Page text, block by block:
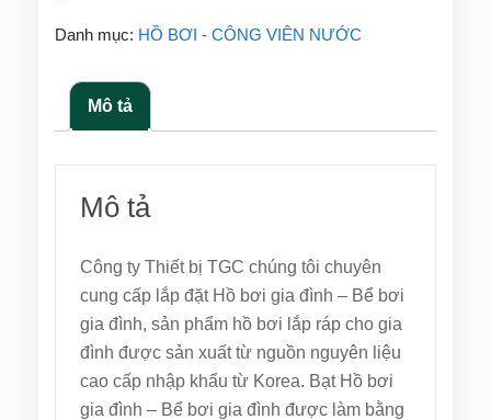
Danh mục: HỒ BƠI - CÔNG VIÊN NƯỚC
Mô tả
Mô tả
Công ty Thiết bị TGC chúng tôi chuyên
cung cấp lắp đặt Hồ bơi gia đình – Bể bơi
gia đình, sản phẩm hồ bơi lắp ráp cho gia
đình được sản xuất từ nguồn nguyên liệu
cao cấp nhập khẩu từ Korea. Bạt Hồ bơi
gia đình – Bể bơi gia đình được làm bằng